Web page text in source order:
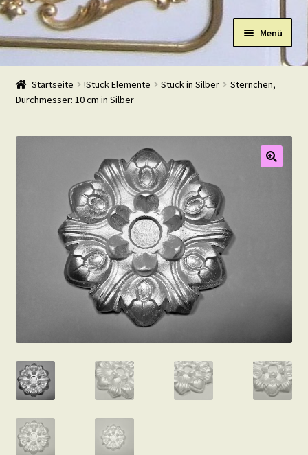
Navigation
Zum
Inhalt
Menü
Start
Shop
Warenkorb
Startseite !Stuck Elemente Stuck in Silber
Sternchen,
Durchmesser: 10 cm in Silber